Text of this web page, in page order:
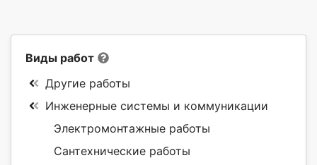
Виды работ
Другие работы
Инженерные системы и коммуникации
Электромонтажные работы
Сантехнические работы